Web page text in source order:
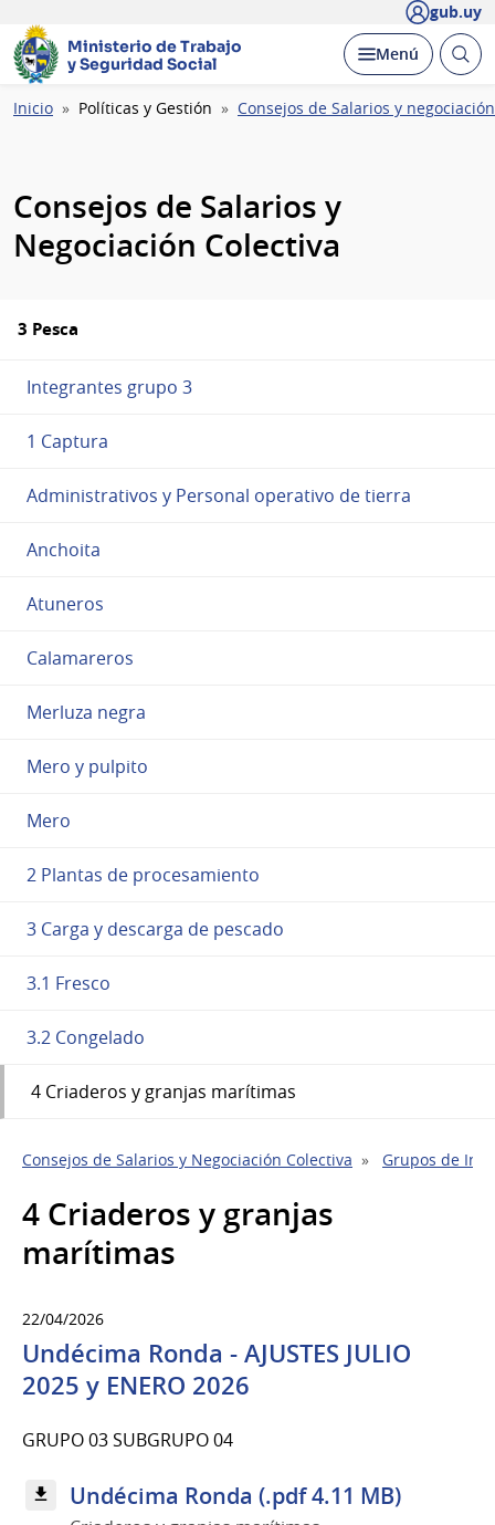
gub.uy
Ministerio de Trabajo
y Seguridad Social
Desplegar
Menú Abrir
Ruta
Inicio Políticas y Gestión Consejos de Salarios y
Consejos de Salarios y
Negociación Colectiva
3 Pesca
Integrantes grupo 3
1 Captura
Administrativos y Personal operativo de tierra
Anchoita
Atuneros
Calamareros
Merluza negra
Mero y pulpito
Mero
2 Plantas de procesamiento
3 Carga y descarga de pescado
3.1 Fresco
3.2 Congelado
4 Criaderos y granjas marítimas
Consejos de Salarios y Negociación Colectiva Grupos de
4 Criaderos y granjas
marítimas
22/04/2026
Undécima Ronda - AJUSTES JULIO
2025 y ENERO 2026
GRUPO 03 SUBGRUPO 04
Undécima Ronda (.pdf 4.11 MB)